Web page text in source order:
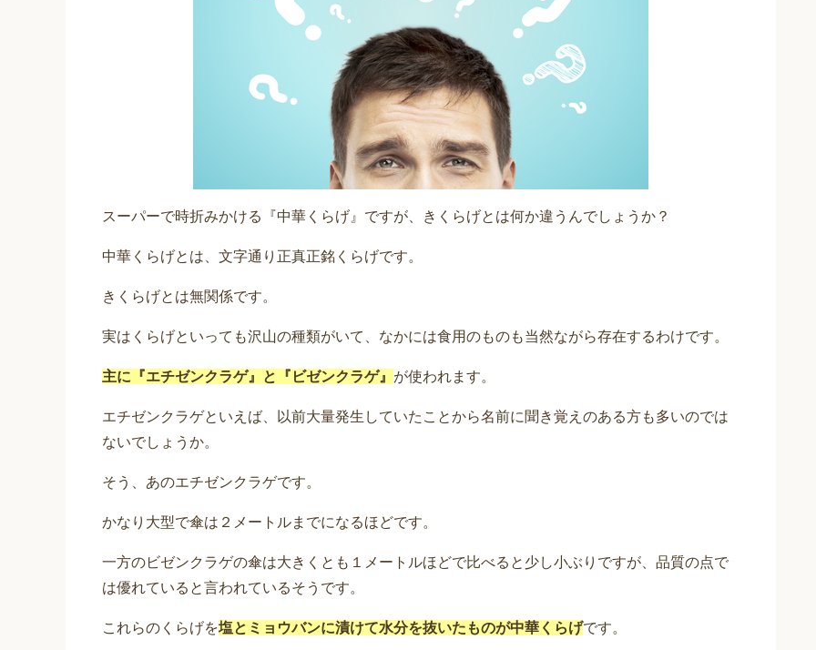
スーパーで時折みかける『中華くらげ』ですが、きくらげとは何か違うんでしょうか？
中華くらげとは、文字通り正真正銘くらげです。
きくらげとは無関係です。
実はくらげといっても沢山の種類がいて、なかには食用のものも当然ながら存在するわけです。
主に『エチゼンクラゲ』と『ビゼンクラゲ』 が使われます。
エチゼンクラゲといえば、以前大量発生していたことから名前に聞き覚えのある方も多いのでは
ないでしょうか。
そう、あのエチゼンクラゲです。
かなり大型で傘は２メートルまでになるほどです。
一方のビゼンクラゲの傘は大きくとも１メートルほどで比べると少し小ぶりですが、品質の点で
は優れていると言われているそうです。
これらのくらげを塩とミョウバンに漬けて水分を抜いたものが中華くらげです。